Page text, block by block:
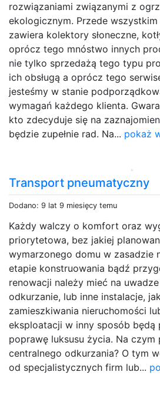
rozwiązaniami związanymi z
ekologicznym. Przede
zawiera kolektory słoneczne,
oprócz tego mnóstwo innych
nie tylko sprzedażą tego typu
ich obsługą a oprócz tego
jesteśmy w stanie
wymagań każdego klienta.
kto zdecyduje się na
będzie zupełnie rad. Na... pokaż
Transport pneumatyczny
Dodano: 9 lat 9 miesięcy temu
Każdy walczy o komfort oraz
priorytetowa, bez jakiej
wymarzonego domu w zasadzie
etapie konstruowania bądź
renowacji należy mieć na
odkurzanie, lub inne instalacje,
zamieszkiwania nieruchomości
eksploatacji w inny sposób będą
poprawę luksusu życia. Na czym
centralnego odkurzania? O tym
od specjalistycznych firm lub...